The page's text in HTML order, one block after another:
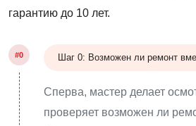
гарантию до 10 лет.
#0 Шаг 0: Возможен ли ремонт
Сперва, мастер делает
проверяет возможен ли